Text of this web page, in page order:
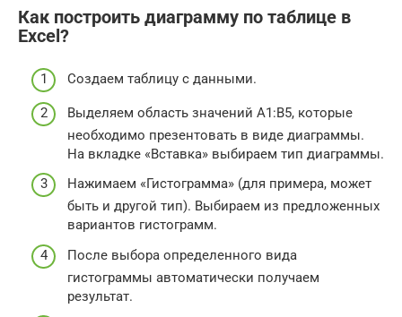
Как построить диаграмму по таблице в
Excel?
Создаем таблицу с данными.
Выделяем область значений A1:B5, которые
необходимо презентовать в виде диаграммы.
На вкладке «Вставка» выбираем тип диаграммы.
Нажимаем «Гистограмма» (для примера, может
быть и другой тип). Выбираем из предложенных
вариантов гистограмм.
После выбора определенного вида
гистограммы автоматически получаем
результат.